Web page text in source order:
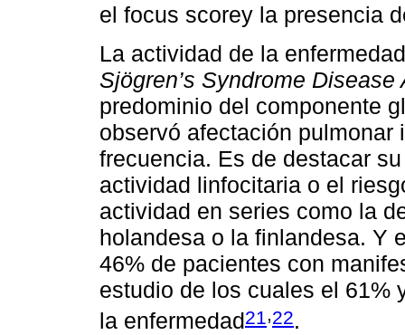
el focus scorey la presencia
La actividad de la
Sjögren’s Syndrome
predominio del componente
observó afectación
frecuencia. Es de destacar
actividad linfocitaria o el
actividad en series como la
holandesa o la finlandesa. Y
46% de pacientes con
estudio de los cuales el 61%
la enfermedad21,22.